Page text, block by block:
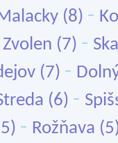
(8) -
Zvolen (7) -
(7) -
(6) -
- Rožňava